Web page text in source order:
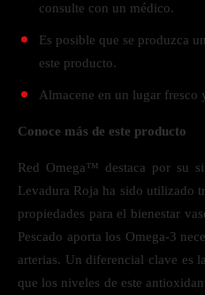
consulte con un médico.
Es posible que se produzca
este producto.
Almacene en un lugar fresco
Conoce más de este producto
Red Omega™ destaca por su
Levadura Roja ha sido utilizado
propiedades para el bienestar
Pescado aporta los Omega-3
arterias. Un diferencial clave es
que los niveles de este